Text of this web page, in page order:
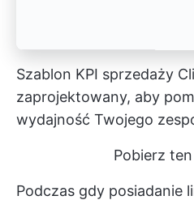
Szablon KPI sprzedaży
zaprojektowany, aby
wydajność Twojego
Pobierz
Podczas gdy posiadanie